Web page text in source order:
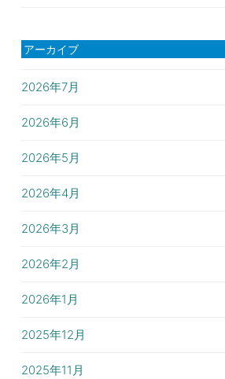
アーカイブ
2026年7月
2026年6月
2026年5月
2026年4月
2026年3月
2026年2月
2026年1月
2025年12月
2025年11月